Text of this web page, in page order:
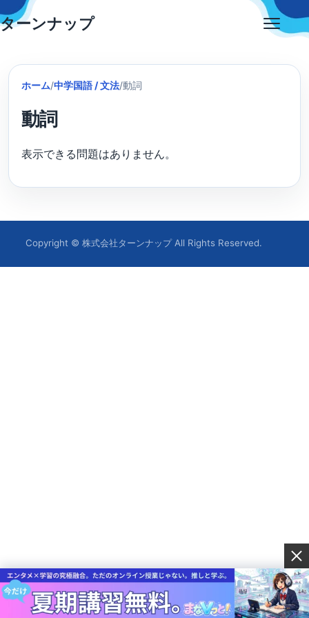
Skip
to
ターンナップ
ホーム/中学国語 / 文法/動詞
動詞
表示できる問題はありません。
Copyright © 株式会社ターンナップ All Rights Reserved.